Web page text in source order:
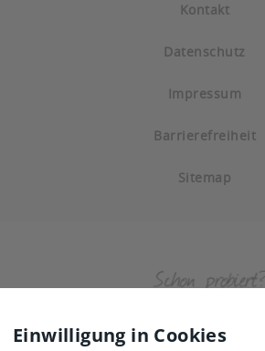
Kontakt
Datenschutz
Impressum
Barrierefreiheit
Sitemap
Einwilligung in Cookies